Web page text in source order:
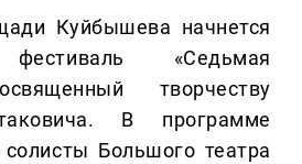
Куйбышева начнется
фестиваль «Седьмая
творчеству
В программе
Большого театра